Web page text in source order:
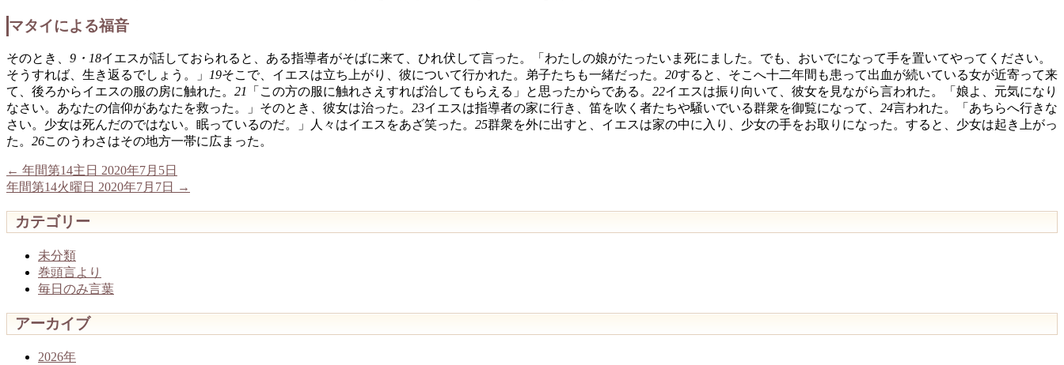
マタイによる福音
そのとき、 9・18イエスが話しておられると、ある指導者がそばに来て、ひれ伏して言った。「わたしの娘がたったいま死にました。でも、おいでになって手を置いてやってください。
そうすれば、生き返るでしょう。」 19そこで、イエスは立ち上がり、彼について行かれた。弟子たちも一緒だった。 20すると、そこへ十二年間も患って出血が続いている女が近寄って来
て、後ろからイエスの服の房に触れた。 21 「この方の服に触れさえすれば治してもらえる」と思ったからである。 22イエスは振り向いて、彼女を見ながら言われた。「娘よ、元気になり
なさい。あなたの信仰があなたを救った。」そのとき、彼女は治った。 23イエスは指導者の家に行き、笛を吹く者たちや騒いでいる群衆を御覧になって、 24言われた。「あちらへ行きな
さい。少女は死んだのではない。眠っているのだ。」人々はイエスをあざ笑った。 25群衆を外に出すと、イエスは家の中に入り、少女の手をお取りになった。すると、少女は起き上がっ
た。 26このうわさはその地方一帯に広まった。
← 年間第14主日 2020年7月5日
年間第14火曜日 2020年7月7日
→
カテゴリー
未分類
巻頭言より
毎日のみ言葉
アーカイブ
2026年